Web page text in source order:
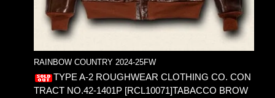
RAINBOW COUNTRY 2024-25FW
TYPE A-2 ROUGHWEAR CLOTHING CO. CON
TRACT NO.42-1401P [RCL10071]TABACCO BROW